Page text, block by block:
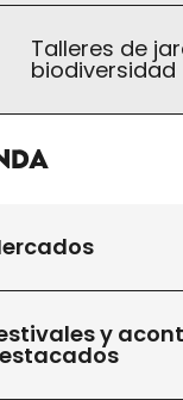
Talleres de
biodiversidad
y
2km